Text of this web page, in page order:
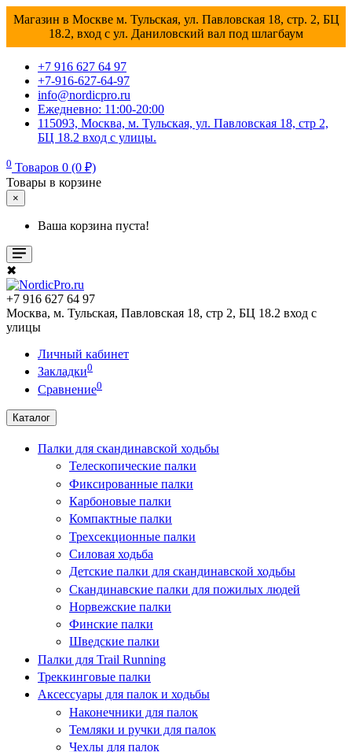
Магазин в Москве м. Тульская, ул. Павловская 18, стр. 2, БЦ
18.2, вход с ул. Даниловский вал под шлагбаум
+7 916 627 64 97
+7-916-627-64-97
info@nordicpro.ru
Ежедневно: 11:00-20:00
115093, Москва, м. Тульская, ул. Павловская 18, стр 2,
БЦ 18.2 вход с улицы.
0 Товаров 0 (0 ₽)
Товары в корзине
×
Ваша корзина пуста!
✖
+7 916 627 64 97
Москва, м. Тульская, Павловская 18, стр 2, БЦ 18.2 вход с
улицы
Личный кабинет
Закладки0
Сравнение0
Каталог
Палки для скандинавской ходьбы
Телескопические палки
Фиксированные палки
Карбоновые палки
Компактные палки
Трехсекционные палки
Силовая ходьба
Детские палки для скандинавской ходьбы
Скандинавские палки для пожилых людей
Норвежские палки
Финские палки
Шведские палки
Палки для Trail Running
Треккинговые палки
Аксессуары для палок и ходьбы
Наконечники для палок
Темляки и ручки для палок
Чехлы для палок